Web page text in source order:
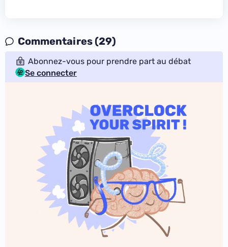
Commentaires (29)
Abonnez-vous pour prendre part au débat
Se connecter